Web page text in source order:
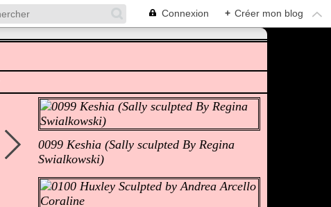
Connexion + Créer mon blog
0099 Keshia (Sally sculpted By Regina
Swialkowski)